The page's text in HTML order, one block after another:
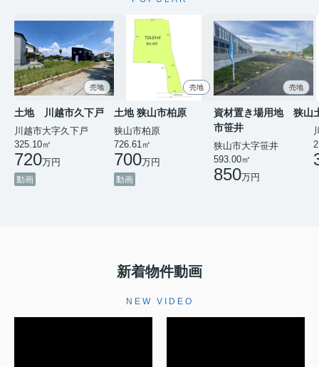
売地
土地 川越市久下戸
川越市大字久下戸
325.10㎡
720万円
動画
売地
土地 狭山市柏原
狭山市柏原
726.61㎡
700万円
動画
売地
資材置き場用地 狭山
市笹井
狭山市大字笹井
593.00㎡
850万円
新着物件動画
NEW VIDEO